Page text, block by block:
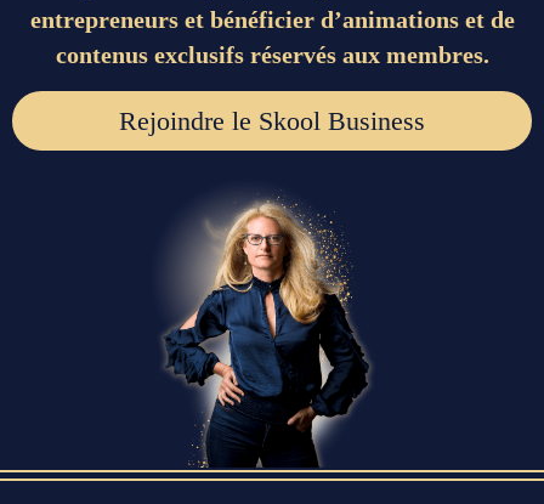
entrepreneurs et bénéficier d’animations et de
contenus exclusifs réservés aux membres.
Rejoindre le Skool Business